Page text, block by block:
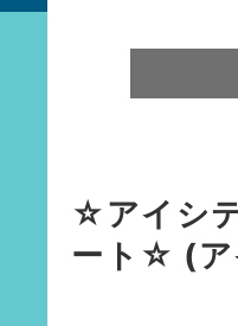
☆アイシ
ート☆ (ア